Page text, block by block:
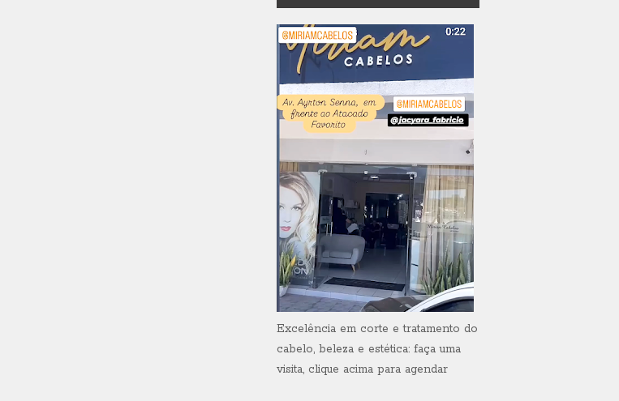
Excelência em corte e tratamento do
cabelo, beleza e estética: faça uma
visita, clique acima para agendar